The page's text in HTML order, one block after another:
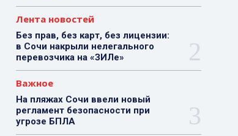
Лента новостей
Без прав, без карт, без лицензии:
в Сочи накрыли нелегального
перевозчика на «ЗИЛе»
Важное
На пляжах Сочи ввели новый
регламент безопасности при
угрозе БПЛА